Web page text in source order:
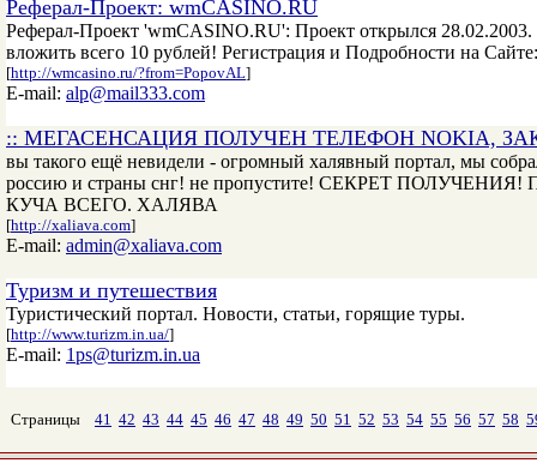
Реферал-Проект: wmCASINO.RU
Реферал-Проект 'wmCASINO.RU': Проект открылся 28.02.2003.
вложить всего 10 рублей! Регистрация и Подробности на
[http://wmcasino.ru/?from=PopovAL]
E-mail: alp@mail333.com
:: МЕГАСЕНСАЦИЯ ПОЛУЧЕН ТЕЛЕФОН NOKIA,
вы такого ещё невидели - огромный халявный портал, мы
россию и страны снг! не пропустите! СЕКРЕТ
КУЧА ВСЕГО. ХАЛЯВА
[http://xaliava.com]
E-mail: admin@xaliava.com
Туризм и путешествия
Туристический портал. Новости, статьи, горящие туры.
[http://www.turizm.in.ua/]
E-mail: 1ps@turizm.in.ua
Страницы 41 42 43 44 45 46 47 48 49 50 51 52 53 54 55 56 57 58